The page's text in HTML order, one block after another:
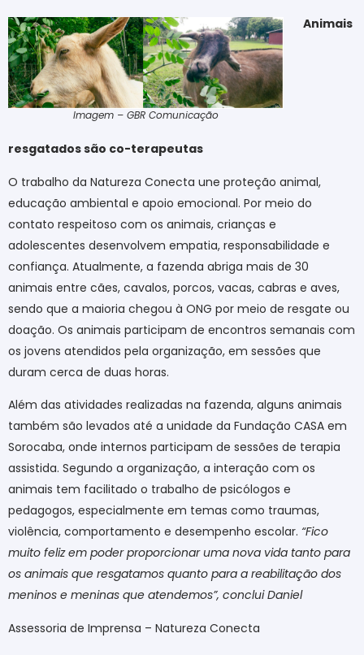
Imagem – GBR Comunicação
Animais
resgatados são co-terapeutas
O trabalho da Natureza Conecta une proteção animal,
educação ambiental e apoio emocional. Por meio do
contato respeitoso com os animais, crianças e
adolescentes desenvolvem empatia, responsabilidade e
confiança. Atualmente, a fazenda abriga mais de 30
animais entre cães, cavalos, porcos, vacas, cabras e aves,
sendo que a maioria chegou à ONG por meio de resgate ou
doação. Os animais participam de encontros semanais com
os jovens atendidos pela organização, em sessões que
duram cerca de duas horas.
Além das atividades realizadas na fazenda, alguns animais
também são levados até a unidade da Fundação CASA em
Sorocaba, onde internos participam de sessões de terapia
assistida. Segundo a organização, a interação com os
animais tem facilitado o trabalho de psicólogos e
pedagogos, especialmente em temas como traumas,
violência, comportamento e desempenho escolar. “Fico
muito feliz em poder proporcionar uma nova vida tanto para
os animais que resgatamos quanto para a reabilitação dos
meninos e meninas que atendemos”, conclui Daniel
Assessoria de Imprensa – Natureza Conecta